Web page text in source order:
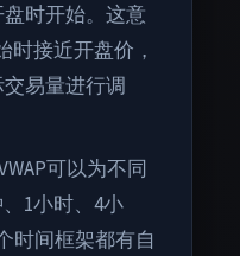
时开始。这意
时接近开盘价，
易量进行调
可以为不同
1小时、4小
时间框架都有自